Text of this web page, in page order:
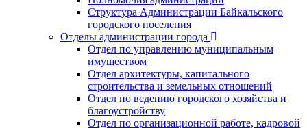
Структура Администрации Байкальского
городского поселения
Отделы администрации города
Отдел по управлению муниципальным
имуществом
Отдел архитектуры, капитального
строительства и земельных отношений
Отдел по ведению городского хозяйства и
благоустройству
Отдел по организационной работе, кадровой